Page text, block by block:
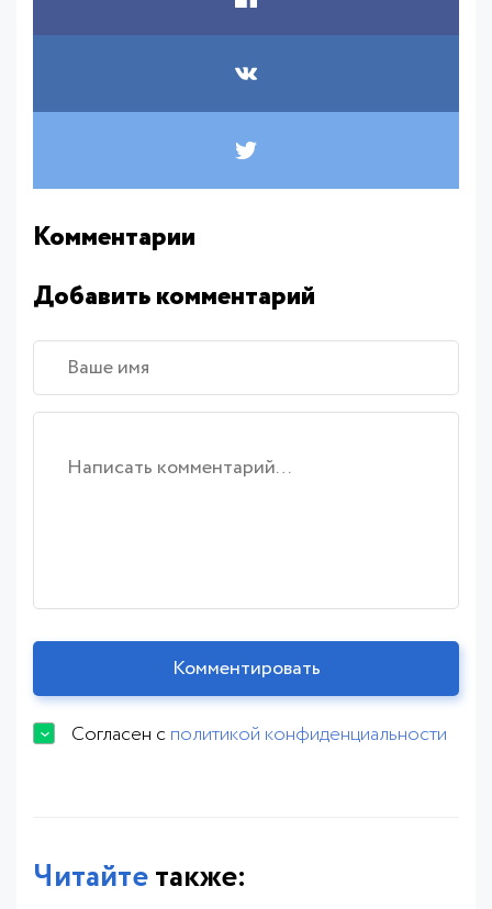
Комментарии
Добавить комментарий
Согласен сполитикой конфиденциальности
Читайтетакже: